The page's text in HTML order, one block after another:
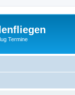
Termine